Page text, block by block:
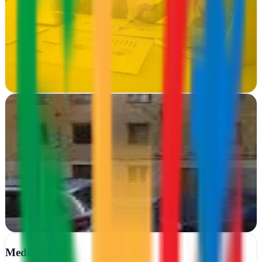
Infomesidees transforma negocios en Reus mediante estrategias
digitales integrales: ecommerce, diseño web y consultoría marketing
para resultados medibles
Ver ficha
Kiwop | Agència Web i Màrqueting Digital
Reus, Tarragona
Kiwop aúna hosting web y estrategia digital en Reus. Transforman
presencia online con soluciones integrales de marketing e
infraestructura tecnológica para…
Ver ficha
Media Needs